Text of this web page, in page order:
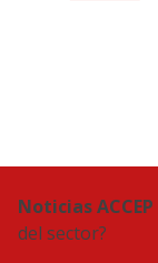
Noticias ACCEP
del sector?